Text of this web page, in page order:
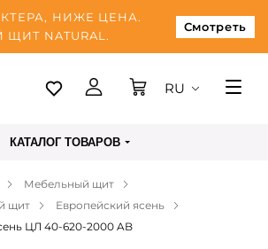
НИЖЕ ЦЕНА.
NATURAL.
Смотреть
RU
КАТАЛОГ ТОВАРОВ
Мебельный щит
щит
Европейский ясень
ЦЛ 40-620-2000 AB